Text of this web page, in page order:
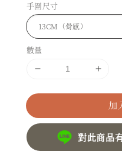
手圍尺寸
數量
加
對此商品